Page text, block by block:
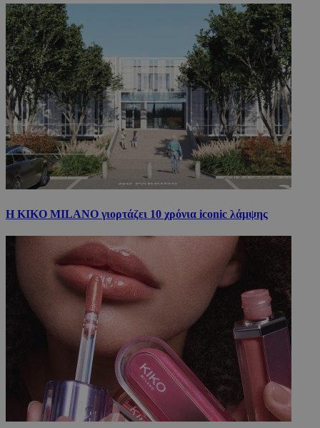
Η KIKO MILANO γιορτάζει 10 χρόνια iconic λάμψης